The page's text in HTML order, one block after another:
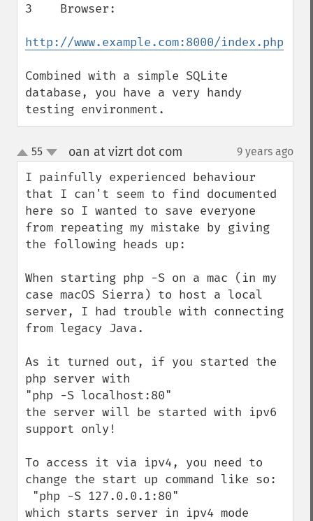
3    Browser:
http://www.example.com:8000/index.php
Combined with a simple SQLite
database, you have a very handy
testing environment.
up
down
55 oan at vizrt dot com 9 years ago
I painfully experienced behaviour
that I can't seem to find documented
here so I wanted to save everyone
from repeating my mistake by giving
the following heads up:
When starting php -S on a mac (in my
case macOS Sierra) to host a local
server, I had trouble with connecting
from legacy Java.
As it turned out, if you started the
php server with
"php -S localhost:80"
the server will be started with ipv6
support only!
To access it via ipv4, you need to
change the start up command like so:
which starts server in ipv4 mode